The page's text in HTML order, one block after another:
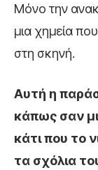
Μόνο την
μια χημεία
στη σκηνή.
Αυτή η
κάπως σαν
κάτι που το
τα σχόλια